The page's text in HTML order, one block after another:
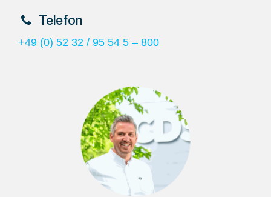
​Telefon
+49 (0) 52 32 / 95 54 5 – 800